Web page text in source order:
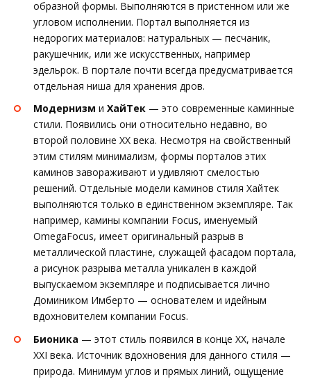
образной формы. Выполняются в пристенном или же
угловом исполнении. Портал выполняется из
недорогих материалов: натуральных — песчаник,
ракушечник, или же искусственных, например
эдельрок. В портале почти всегда предусматривается
отдельная ниша для хранения дров.
Модернизм и ХайТек — это современные каминные
стили. Появились они относительно недавно, во
второй половине XX века. Несмотря на свойственный
этим стилям минимализм, формы порталов этих
каминов завораживают и удивляют смелостью
решений. Отдельные модели каминов стиля Хайтек
выполняются только в единственном экземпляре. Так
например, камины компании Focus, именуемый
OmegaFocus, имеет оригинальный разрыв в
металлической пластине, служащей фасадом портала,
а рисунок разрыва металла уникален в каждой
выпускаемом экземпляре и подписывается лично
Домиником Имберто — основателем и идейным
вдохновителем компании Focus.
Бионика — этот стиль появился в конце XX, начале
XXI века. Источник вдохновения для данного стиля —
природа. Минимум углов и прямых линий, ощущение